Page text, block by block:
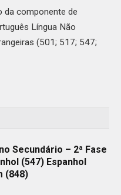
da componente de
Língua Não
(501; 517; 547;
Secundário – 2ª Fase
(547) Espanhol
(848)